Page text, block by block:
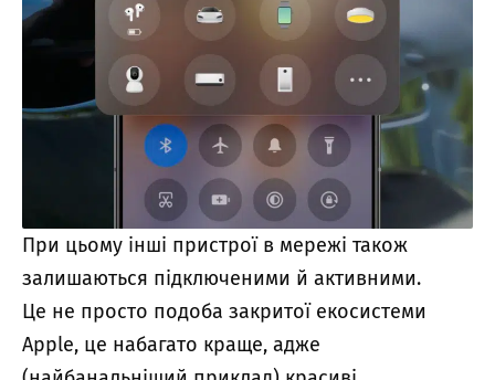
При цьому інші пристрої в мережі також
залишаються підключеними й активними.
Це не просто подоба закритої екосистеми
Apple, це набагато краще, адже